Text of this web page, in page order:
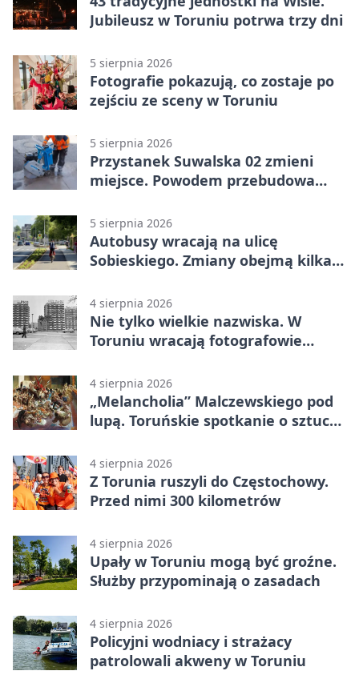
Jubileusz w Toruniu potrwa trzy dni
5 sierpnia 2026
Fotografie pokazują, co zostaje po
zejściu ze sceny w Toruniu
5 sierpnia 2026
Przystanek Suwalska 02 zmieni
miejsce. Powodem przebudowa
5 sierpnia 2026
Autobusy wracają na ulicę
Sobieskiego. Zmiany obejmą kilka
4 sierpnia 2026
Nie tylko wielkie nazwiska. W
Toruniu wracają fotografowie
4 sierpnia 2026
„Melancholia” Malczewskiego pod
lupą. Toruńskie spotkanie o sztuce i
4 sierpnia 2026
Z Torunia ruszyli do Częstochowy.
Przed nimi 300 kilometrów
4 sierpnia 2026
Upały w Toruniu mogą być groźne.
Służby przypominają o zasadach
4 sierpnia 2026
Policyjni wodniacy i strażacy
patrolowali akweny w Toruniu